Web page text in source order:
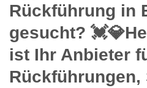
Rückführung in
gesucht?
ist Ihr Anbieter